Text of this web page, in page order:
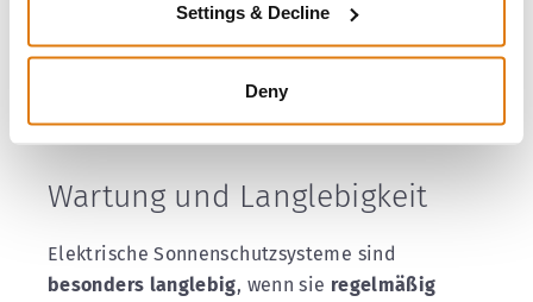
Settings & Decline
Deny
Gegebenheiten berücksichtigt
werden müssen.
Eine professionelle Installation durch
stellt sicher, dass das System
reibungslos funktioniert und langlebig bleibt.
Wartung und Langlebigkeit
Elektrische Sonnenschutzsysteme sind
besonders langlebig, wenn sie regelmäßig